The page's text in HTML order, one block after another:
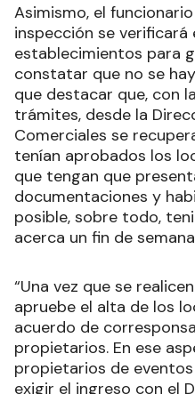
Asimismo, el
inspección se
establecimientos para
constatar que no se
que destacar que, con
trámites, desde la
Comerciales se
tenían aprobados los
que tengan que
documentaciones y
posible, sobre todo,
acerca un fin de
“Una vez que se
apruebe el alta de los
acuerdo de
propietarios. En ese
propietarios de
exigir el ingreso con el